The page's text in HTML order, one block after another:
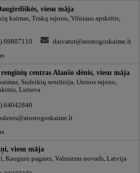
viesu māja
kaimas, Trakų rajono, Vilniaus apskritis,
69807110
daivatut@atostogoskaime.lt
centras Alaušo slėnis, viesu māja
Sudeikių seniūnija, Utenos rajono,
Lietuva
64042840
viesu māja
Kauguru pagasts, Valmieras novads, Latvija